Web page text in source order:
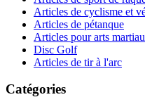
Articles de cyclisme et
Articles de pétanque
Articles pour arts
Disc Golf
Articles de tir à l'arc
Catégories